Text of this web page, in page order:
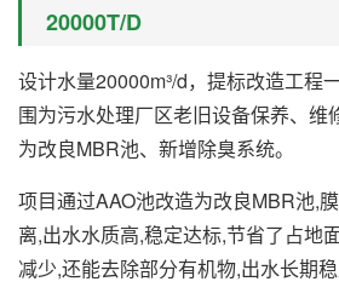
20000T/D
设计水量20000m³/d，提标改造工程
围为污水处理厂区老旧设备保养、维
为改良MBR池、新增除臭系统。
项目通过AAO池改造为改良MBR池,
离,出水水质高,稳定达标,节省了占地
减少,还能去除部分有机物,出水长期稳